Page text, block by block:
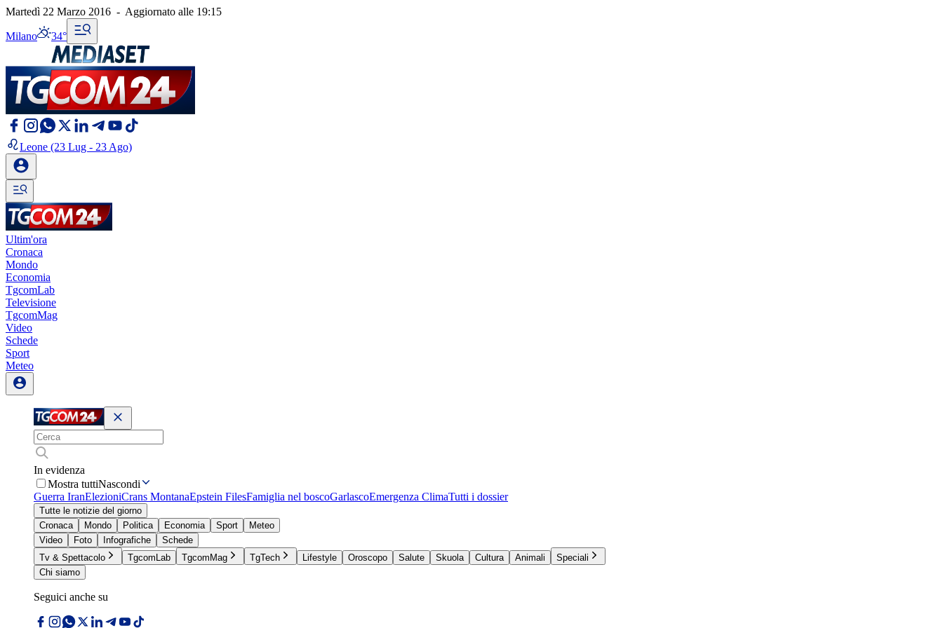
Martedì 22 Marzo 2016 - Aggiornato alle 19:15
Milano 34°
Leone (23 Lug - 23 Ago)
Ultim'ora
Cronaca
Mondo
Economia
TgcomLab
Televisione
TgcomMag
Video
Schede
Sport
Meteo
In evidenza
Mostra tuttiNascondi
Guerra IranElezioniCrans MontanaEpstein FilesFamiglia nel boscoGarlascoEmergenza ClimaTutti i dossier
Tutte le notizie del giorno
Cronaca
Mondo Politica Economia Sport
Meteo
Video
Foto Infografiche
Schede
Tv & Spettacolo
TgcomLab TgcomMag TgTech Lifestyle Oroscopo Salute Skuola Cultura Animali
Speciali
Chi siamo
Seguici anche su